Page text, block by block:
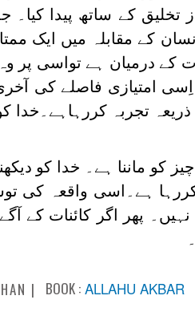
تخلیق کے ساتھ پیدا
کے مقابلہ میں ایک
کے درمیان ہے تواسی پر
امتیازی فاصلے کی
تجربہ کررہاہے۔خدا
کو ماننا ہے۔ خدا کو
ہے۔اسی واقعہ کی
پھر اگر کائنات کے
BOOK : ALLAHU AKBAR